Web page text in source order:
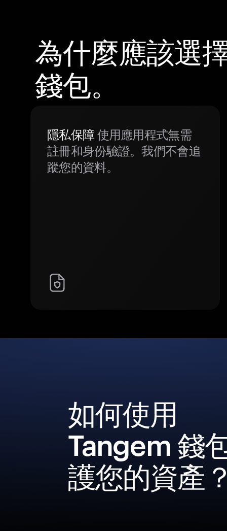
為什麼應該選
錢包。
隱私保障使用應用程式無需
註冊和身份驗證。我們不會追
蹤您的資料。
如何使用
Tangem 錢
護您的資產